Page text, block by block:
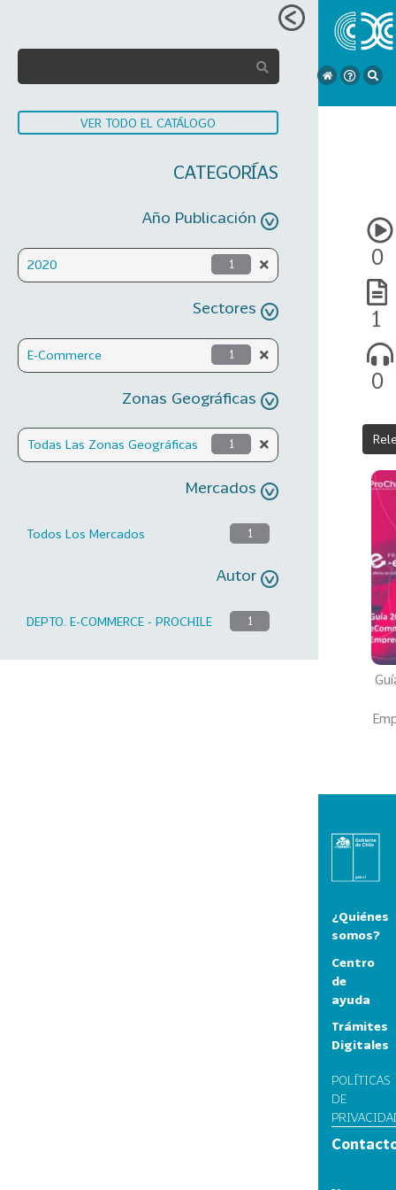
VER TODO EL CATÁLOGO
CATEGORÍAS
Año Publicación
2020 1
Sectores
E-Commerce 1
Zonas Geográficas
Todas Las Zonas Geográficas 1
Mercados
Todos Los Mercados 1
Autor
DEPTO. E-COMMERCE - PROCHILE 1
0
1
0
¿Quiénes
somos?
Centro
de
ayuda
Trámites
Digitales
POLÍTICAS
DE